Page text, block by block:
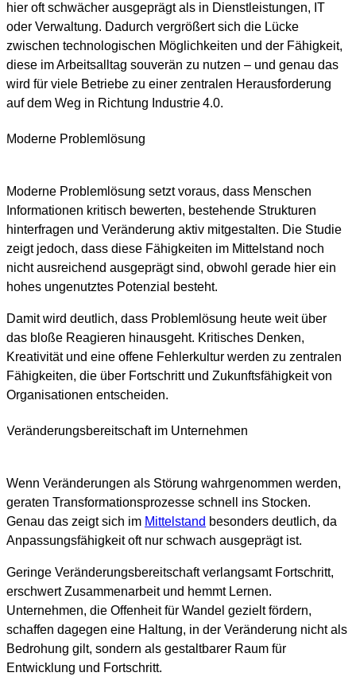
hier oft schwächer ausgeprägt als in Dienstleistungen, IT
oder Verwaltung. Dadurch vergrößert sich die Lücke
zwischen technologischen Möglichkeiten und der Fähigkeit,
diese im Arbeitsalltag souverän zu nutzen – und genau das
wird für viele Betriebe zu einer zentralen Herausforderung
auf dem Weg in Richtung Industrie 4.0.
Moderne Problemlösung
Moderne Problemlösung setzt voraus, dass Menschen
Informationen kritisch bewerten, bestehende Strukturen
hinterfragen und Veränderung aktiv mitgestalten. Die Studie
zeigt jedoch, dass diese Fähigkeiten im Mittelstand noch
nicht ausreichend ausgeprägt sind, obwohl gerade hier ein
hohes ungenutztes Potenzial besteht.
Damit wird deutlich, dass Problemlösung heute weit über
das bloße Reagieren hinausgeht. Kritisches Denken,
Kreativität und eine offene Fehlerkultur werden zu zentralen
Fähigkeiten, die über Fortschritt und Zukunftsfähigkeit von
Organisationen entscheiden.
Veränderungsbereitschaft im Unternehmen
Wenn Veränderungen als Störung wahrgenommen werden,
geraten Transformationsprozesse schnell ins Stocken.
Genau das zeigt sich im Mittelstand besonders deutlich, da
Anpassungsfähigkeit oft nur schwach ausgeprägt ist.
Geringe Veränderungsbereitschaft verlangsamt Fortschritt,
erschwert Zusammenarbeit und hemmt Lernen.
Unternehmen, die Offenheit für Wandel gezielt fördern,
schaffen dagegen eine Haltung, in der Veränderung nicht als
Bedrohung gilt, sondern als gestaltbarer Raum für
Entwicklung und Fortschritt.